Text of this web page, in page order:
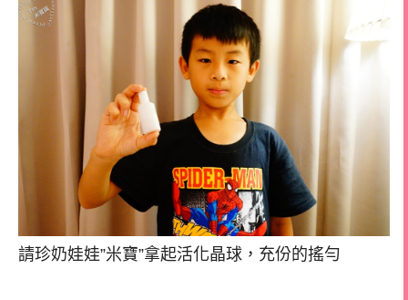
請珍奶娃娃”米寶”拿起活化晶球，充份的搖勻